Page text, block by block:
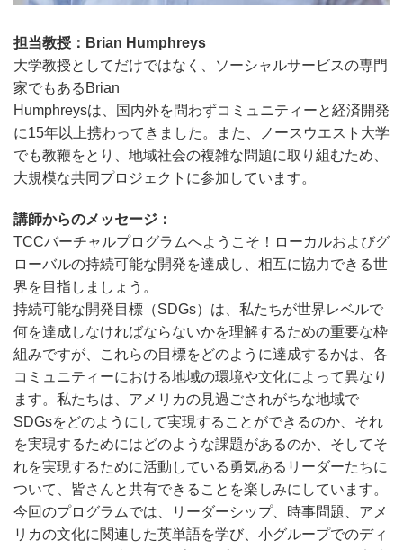
担当教授：Brian Humphreys
大学教授としてだけではなく、ソーシャルサービスの専門
家でもあるBrian
Humphreysは、国内外を問わずコミュニティーと経済開発
に15年以上携わってきました。また、ノースウエスト大学
でも教鞭をとり、地域社会の複雑な問題に取り組むため、
大規模な共同プロジェクトに参加しています。
講師からのメッセージ：
TCCバーチャルプログラムへようこそ！ローカルおよびグ
ローバルの持続可能な開発を達成し、相互に協力できる世
界を目指しましょう。
持続可能な開発目標（SDGs）は、私たちが世界レベルで
何を達成しなければならないかを理解するための重要な枠
組みですが、これらの目標をどのように達成するかは、各
コミュニティーにおける地域の環境や文化によって異なり
ます。私たちは、アメリカの見過ごされがちな地域で
SDGsをどのようにして実現することができるのか、それ
を実現するためにはどのような課題があるのか、そしてそ
れを実現するために活動している勇気あるリーダーたちに
ついて、皆さんと共有できることを楽しみにしています。
今回のプログラムでは、リーダーシップ、時事問題、アメ
リカの文化に関連した英単語を学び、小グループでのディ